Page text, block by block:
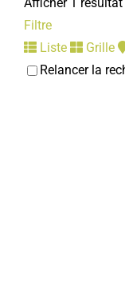
Filtre
Liste
Grille
Relancer la